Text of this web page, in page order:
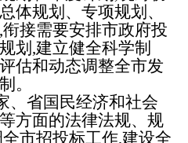
体规划、专项规划、
接需要安排市政府投
划,建立健全科学制
估和动态调整全市发
。
省国民经济和社会
方面的法律法规、规
市招投标工作,建设全